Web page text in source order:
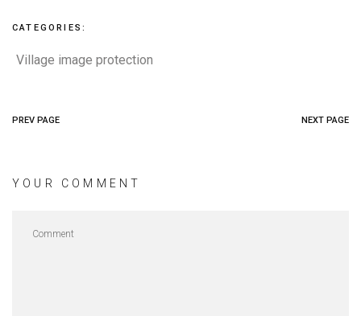
CATEGORIES:
Village image protection
PREV PAGE NEXT PAGE
YOUR COMMENT